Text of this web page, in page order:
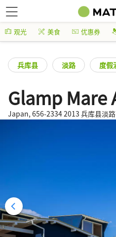
观光 美食 优惠券
兵库县 淡路 度假
Glamp Mare
Japan, 656-2334 2013 兵库县淡